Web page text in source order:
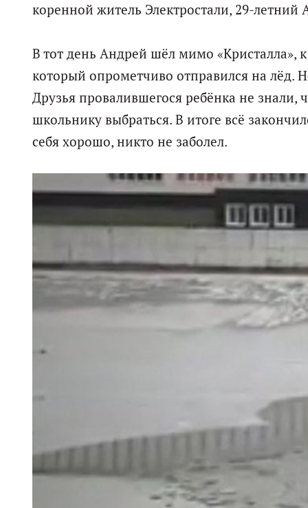
коренной житель Электростали, 29-
В тот день Андрей шёл мимо «Кристалла»,
который опрометчиво отправился на лёд.
Друзья провалившегося ребёнка не знали,
школьнику выбраться. В итоге всё
себя хорошо, никто не заболел.